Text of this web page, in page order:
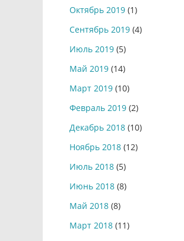
Октябрь 2019 (1)
Сентябрь 2019 (4)
Июль 2019 (5)
Май 2019 (14)
Март 2019 (10)
Февраль 2019 (2)
Декабрь 2018 (10)
Ноябрь 2018 (12)
Июль 2018 (5)
Июнь 2018 (8)
Май 2018 (8)
Март 2018 (11)